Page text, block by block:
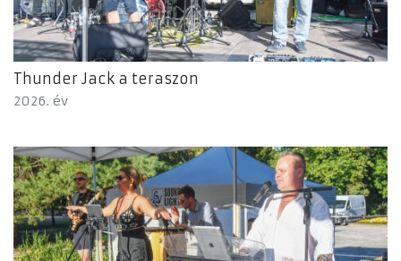
Thunder Jack a teraszon
2026. év